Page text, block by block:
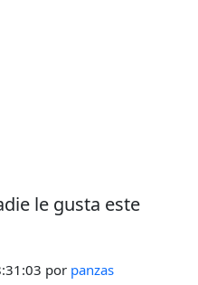
le gusta este
por panzas